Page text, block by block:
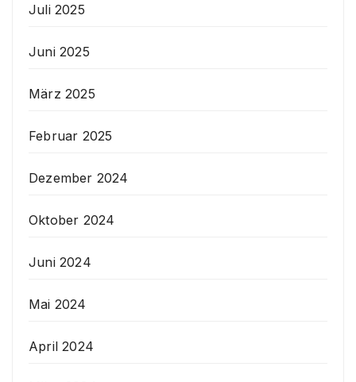
Juli 2025
Juni 2025
März 2025
Februar 2025
Dezember 2024
Oktober 2024
Juni 2024
Mai 2024
April 2024